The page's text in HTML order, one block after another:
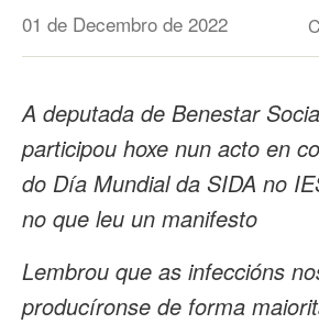
01 de Decembro de 2022
A deputada de Benestar
participou hoxe nun acto en
do Día Mundial da SIDA no
no que leu un manifesto
Lembrou que as infeccións
producíronse de forma